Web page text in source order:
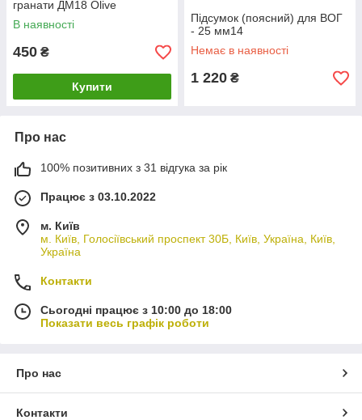
гранати ДМ18 Olive
В наявності
450 ₴
Купити
Підсумок (поясний) для ВОГ
- 25 мм14
Немає в наявності
1 220 ₴
Про нас
100% позитивних з 31 відгука за рік
Працює з 03.10.2022
м. Київ
м. Київ, Голосіївський проспект 30Б, Київ, Україна, Київ,
Україна
Контакти
Сьогодні працює з 10:00 до 18:00
Показати весь графік роботи
Про нас
Контакти